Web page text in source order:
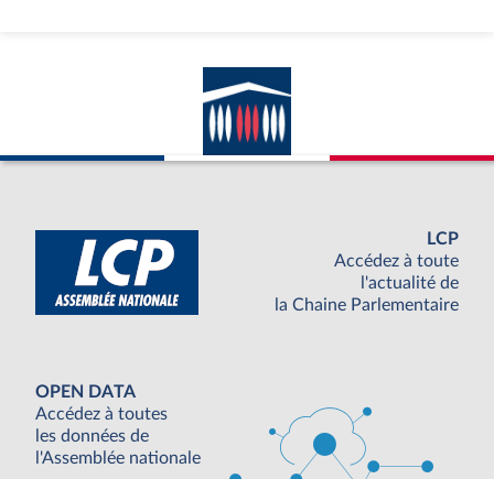
LCP
Accédez à toute
l'actualité de
la Chaine Parlementaire
OPEN DATA
Accédez à toutes
les données de
l'Assemblée nationale